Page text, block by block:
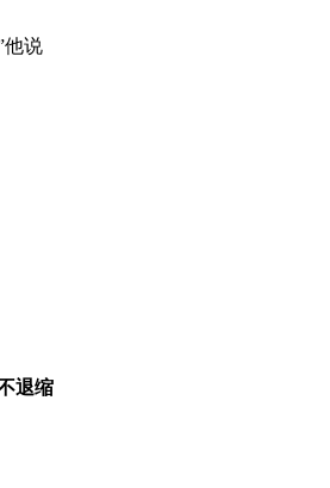
他说
退缩